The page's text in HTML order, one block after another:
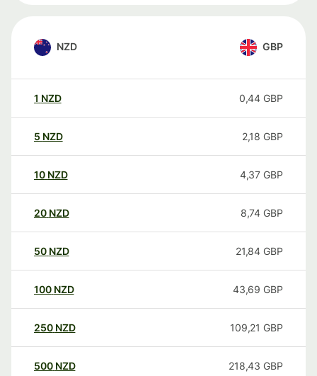
NZD GBP
1 NZD 0,44 GBP
5 NZD 2,18 GBP
10 NZD 4,37 GBP
20 NZD 8,74 GBP
50 NZD 21,84 GBP
100 NZD 43,69 GBP
250 NZD 109,21 GBP
500 NZD 218,43 GBP